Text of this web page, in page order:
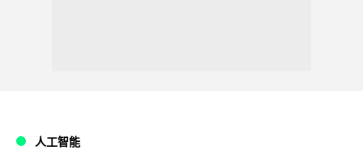
人工智能